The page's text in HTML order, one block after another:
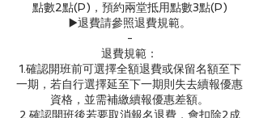
點數2點(P)，預約兩堂抵用點數3點(P)
▶️退費請參照退費規範。
-
退費規範：
1.確認開班前可選擇全額退費或保留名額至下
一期，若自行選擇延至下一期則失去續報優惠
資格，並需補繳續報優惠差額。
2.確認開班後若要取消報名退費，會扣除2成